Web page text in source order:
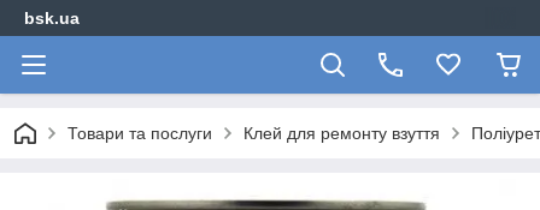
bsk.ua
Товари та послуги Клей для ремонту взуття